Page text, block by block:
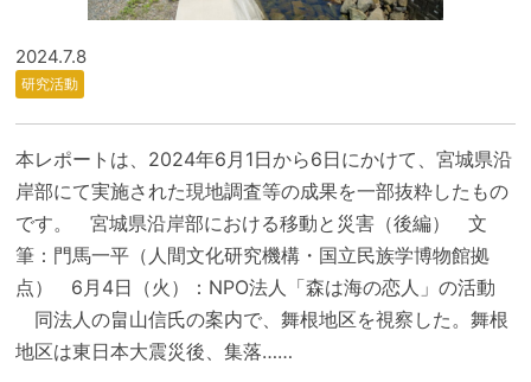
2024.7.8
研究活動
本レポートは、2024年6月1日から6日にかけて、宮城県沿
岸部にて実施された現地調査等の成果を一部抜粋したもの
です。 宮城県沿岸部における移動と災害（後編） 文
筆：門馬一平（人間文化研究機構・国立民族学博物館拠
点） 6月4日（火）：NPO法人「森は海の恋人」の活動
同法人の畠山信氏の案内で、舞根地区を視察した。舞根
地区は東日本大震災後、集落……